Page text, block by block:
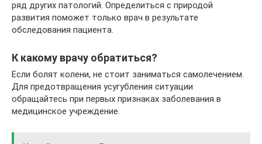
ряд других патологий. Определиться с природой
развития поможет только врач в результате
обследования пациента.
К какому врачу обратиться?
Если болят колени, не стоит заниматься самолечением.
Для предотвращения усугубления ситуации
обращайтесь при первых признаках заболевания в
медицинское учреждение.